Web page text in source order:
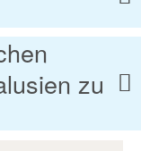
zu